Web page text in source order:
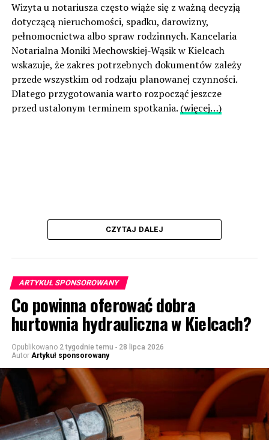
Wizyta u notariusza często wiąże się z ważną decyzją
dotyczącą nieruchomości, spadku, darowizny,
pełnomocnictwa albo spraw rodzinnych. Kancelaria
Notarialna Moniki Mechowskiej-Wąsik w Kielcach
wskazuje, że zakres potrzebnych dokumentów zależy
przede wszystkim od rodzaju planowanej czynności.
Dlatego przygotowania warto rozpocząć jeszcze
przed ustalonym terminem spotkania. (więcej…)
CZYTAJ DALEJ
ARTYKUŁ SPONSOROWANY
Co powinna oferować dobra
hurtownia hydrauliczna w Kielcach?
Opublikowano 2 tygodnie temu - 28 lipca 2026
Autor Artykuł sponsorowany